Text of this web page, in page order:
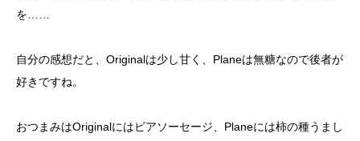
を……
自分の感想だと、Originalは少し甘く、Planeは無糖なので後者が
好きですね。
おつまみはOriginalにはビアソーセージ、Planeには柿の種うまし